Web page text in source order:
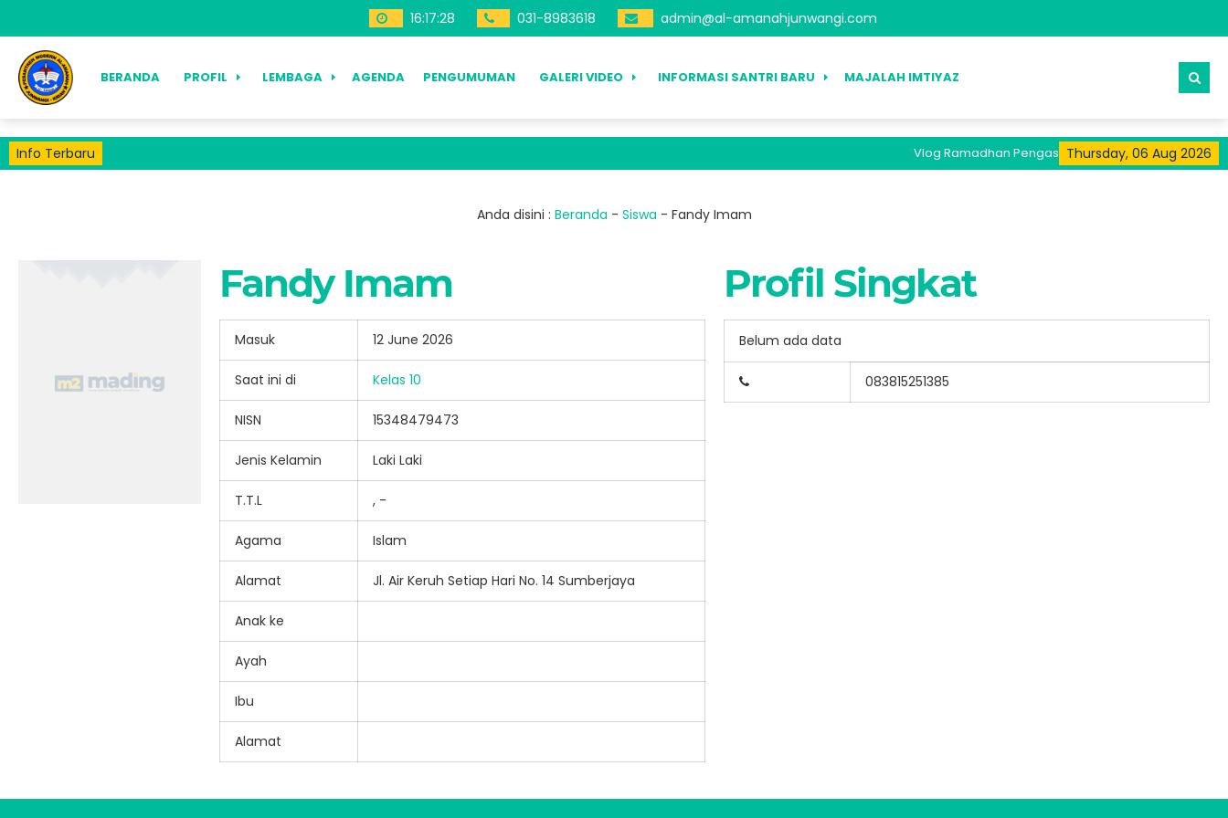
16:17:28 031-8983618 admin@al-amanahjunwangi.com
BERANDA PROFIL LEMBAGA AGENDA PENGUMUMAN GALERI VIDEO INFORMASI SANTRI BARU MAJALAH IMTIYAZ
Info Terbaru Thursday, 06 Aug 2026
Vlog Ramadhan Pengasuh Tersedia Pada Kanal
Anda disini : Beranda - Siswa - Fandy Imam
Fandy Imam
Masuk 12 June 2026
Saat ini di Kelas 10
NISN 15348479473
Jenis Kelamin Laki Laki
T.T.L , -
Agama Islam
Alamat Jl. Air Keruh Setiap Hari No. 14 Sumberjaya
Anak ke
Ayah
Ibu
Alamat
Profil Singkat
Belum ada data
083815251385